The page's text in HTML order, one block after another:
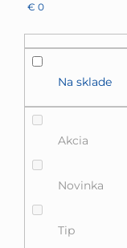
€ 0
Na sklade
Akcia
Novinka
Tip